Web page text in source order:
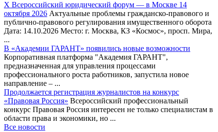
Х Всероссийский юридический форум — в Москве 14
октября 2026 Актуальные проблемы гражданско-правового и
публично-правового регулирования имущественного оборота
Дата: 14.10.2026 Место: г. Москва, КЗ «Космос», просп. Мира,
...
В «Академии ГАРАНТ» появились новые возможности
Корпоративная платформа "Академия ГАРАНТ",
предназначенная для управления процессами
профессионального роста работников, запустила новое
направление – ...
Продолжается регистрация журналистов на конкурс
«Правовая Россия» Всероссийский профессиональный
конкурс Правовая Россия интересен не только специалистам в
области права и экономики, но ...
Все новости